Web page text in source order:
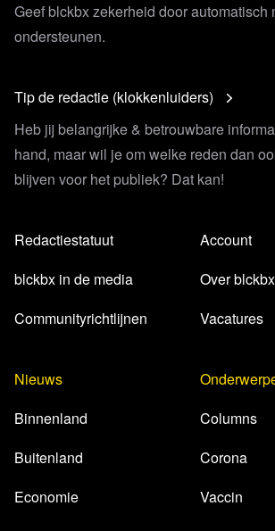
Geef blckbx zekerheid door automatisch
ondersteunen.
Tip de redactie (klokkenluiders)
Heb jij belangrijke & betrouwbare
hand, maar wil je om welke reden dan
blijven voor het publiek? Dat kan!
Redactiestatuut
blckbx in de media
Communityrichtlijnen
Account
Over blckbx
Vacatures
Nieuws
Binnenland
Buitenland
Economie
Columns
Corona
Vaccin